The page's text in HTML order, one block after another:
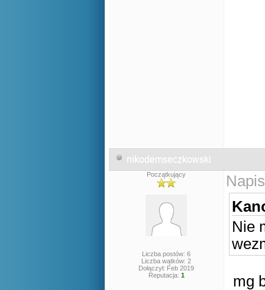
nikodemseczkowski
Początkujący
Liczba postów: 6
Liczba wątków: 2
Dołączył: Feb 2019
Reputacja: 1
Nie
mg